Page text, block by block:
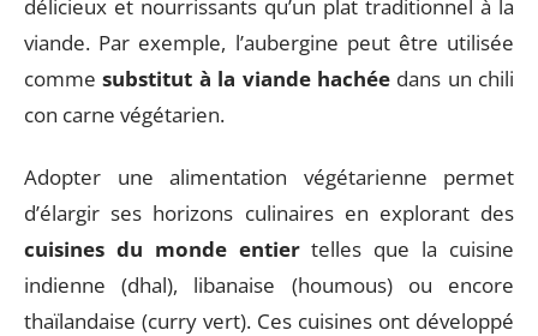
délicieux et nourrissants qu’un plat traditionnel à la
viande. Par exemple, l’aubergine peut être utilisée
commesubstitut à la viande hachéedans un chili
con carne végétarien.
Adopter une alimentation végétarienne permet
d’élargir ses horizons culinaires en explorant des
cuisines du monde entiertelles que la cuisine
indienne (dhal), libanaise (houmous) ou encore
thaïlandaise (curry vert). Ces cuisines ont développé